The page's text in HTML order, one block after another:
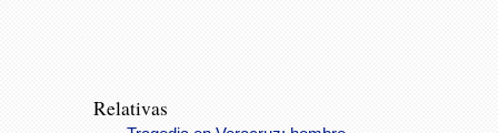
Relativas